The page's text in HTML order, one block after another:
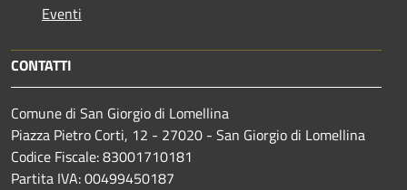
Eventi
CONTATTI
Comune di San Giorgio di Lomellina
Piazza Pietro Corti, 12 - 27020 - San Giorgio di Lomellina
Codice Fiscale: 83001710181
Partita IVA: 00499450187